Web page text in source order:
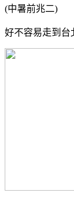
(中暑前兆二)
好不容易走到台